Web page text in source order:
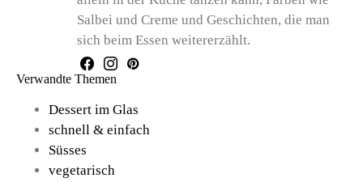
Salbei und Creme und Geschichten, die man
sich beim Essen weitererzählt.
Verwandte Themen
Dessert im Glas
schnell & einfach
Süsses
vegetarisch